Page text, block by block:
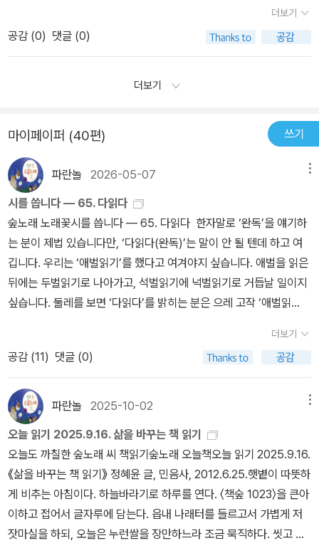
서 살아가려면, 나만의 규칙을 가진 세계를 만들려면 나를 위한 시간
이 필요하다고 말해줬다. 내가 먹은 것이 그대로 나를 구성한다고 말
의 척추입니다 ... 시간에도, 영혼에도 척추가 필요합니다. 그런 시간
한 핵처럼 품고 있기 때문에 사람들은 하나하나 고유한 행성이 되고
또 그만한 무게와 자신만의 중력을 가지게 되는 것입니다. 우리에겐
맘껏 흩뿌려 보지 못한 사랑의 무게, 열정의 무게가 있습니다 ... 자기
가 사랑하는 것을 사랑하는 데 쓴 시간들은 다시 자기 자신을 만듭니
다. 결국 나를 키우는 시간에는 내가 '한 성공한 인간으로 사느냐 마느
냐'의 문제가 아니라 '한 인간으로 사는 데 성공하느냐 마느냐'의 문제
가 걸려 있는 것입니다.' (pp.44-45)'책을 읽으면서 저는 제가 이런
이야기를 좋아하는 사람이란 걸 알게 되었습니다. 이런 이야기들을
알게 되면서 저도 그렇게 살고 싶어졌습니다 ... 『인간의 대지』에서
'나'는 길을 잃기 전날 밤새도록 지도를 탐독합니다. 하지만 아무 소용
없는 일이었습니다. 자신의 위치가 어디인지 알지 못했기 때문이지
하기 마련이지만 '나'는 그럼에도 '종교 시설', '마르지 않는 우물'처럼
인간의 존재를 드러내는 모든 기호들 위로 몸을 숙여 들여다봅니다 ...
인간의 흔적을 들여다보고 거기서 길을 찾으려 하는 것은 충분히 의
미 있는 일이다' (p. 192)'제가 읽었던 책들도, 그리고 제가 만났던 좋
은 사람들의 영혼도 이렇게 제 혈관 어딘가에 흐르게 해 주십시오.'
(p. 219)세 번째, 변화가 가능하다는 믿음이 꺾이지 않기 위해 요즘
은 끊임없이 절망하곤 한다. 정말 이게 내가 사는 세상이라고? 정말
바뀌었으면 하는데, 변화를 상상하는 일은 정말 어렵고, 가능성이 없
어보여서 쉽게 지치고 낙심하게 된다. 나 자신에 대해서도 역시 그렇
도 든다. 말이 샜다. 잃어버린 능력에 대한 없는 능력에 대한 불안감이
급습하는 날들에 저자는 이 책을 통해 자신감을 일으켜 세우고, 자신
의 독서경험이 무엇을 만들었으며, 무엇을 얻었는가를 고백한다. 책
읽은 목록들은 나의 리스트로 다시 담았다. 따라 갈 수 없는 내공이 나
다 위로하며 다음 단계를 밟아 나갈 것은 맹세한다. 포기하고 마는 독
서의 과정에서 그러한 일에 넘 신경쓰지 말고 짬나는대로 독서하고
챙겨볼 것을 요청한다. 독자들이 질문한 내용에 대한 답을 하며, 자신
의 독서이력을 내놓으며 답을 돕는다. 나만 생각하는 사회가 되지 않
기 위해 책을 가까이 하고 끊임 없는 독서가 자신의 능력을 만들게 됨
을 이야기한다.“좋은 책은 우리의 영혼에 형태를 부여하고 고통에
한계를 주고 잘못된 생각을 끄집어 내고새로운 생각을 받아들이게 하
는 마술피리입니다.“
더보기
공감 (0) 댓글 (0)
더보기
마이페이퍼 (40편) 쓰기
파란놀 2026-05-07
시를 씁니다 ― 65. 다읽다
숲노래 노래꽃시를 씁니다 ― 65. 다읽다 한자말로 ‘완독’을 얘기하
는 분이 제법 있습니다만, ‘다읽다(완독)’는 말이 안 될 텐데 하고 여
깁니다. 우리는 ‘애벌읽기’를 했다고 여겨야지 싶습니다. 애벌을 읽은
뒤에는 두벌읽기로 나아가고, 석벌읽기에 넉벌읽기로 거듭날 일이지
싶습니다. 둘레를 보면 ‘다읽다’를 밝히는 분은 으레 고작 ‘애벌읽
다’라 말할 수 없을 테지요. 올해에 벚꽃을 보았기에 “난 벚꽃을 알
아.” 하고 말할 수 없어요. 이듬해에도 보고 그다음해에도 보며, 열 해
에 스무 해에 서른 해를 이어도 “난 벚꽃을 알아.” 하고 말할 만하지
않습니다. 우리는 늘 “난 벚꽃을 스무 해 보았어.”라든지 “난 벚꽃을
쉰 해 보았어.”라 밝혀야 알맞습니다. 책을 놓고도 같아요. “난 책을
애벌 읽었어.”라 밝혀야 어울려요. ‘다읽다’가 아닌 ‘애벌읽기’라 해야
맞습니다. 차근차근 읽어가면서 차곡차곡 알아가려 하는 삶길이라면,
언제 어디에서라도 ‘다읽다’는 겉훑기나 겉치레로 그친다고 느껴요.
해마다 이 땅을 찾아오는 철새가 해마다 새롭게 노래합니다. 언제나
이 땅에서 깃드는 텃새가 언제나 새삼스레 노래합니다. 모든 풀꽃은
한해살이가 아닌 온해살이라고 느껴요. 겨울에 시들어 죽더라도 씨앗
더보기
공감 (11) 댓글 (0)
파란놀 2025-10-02
오늘 읽기 2025.9.16. 삶을 바꾸는 책 읽기
오늘도 까칠한 숲노래 씨 책읽기숲노래 오늘책오늘 읽기 2025.9.16.
《삶을 바꾸는 책 읽기》 정혜윤 글, 민음사, 2012.6.25.햇볕이 따뜻하
게 비추는 아침이다. 하늘바라기로 하루를 연다. 〈책숲 1023〉을 큰아
이하고 접어서 글자루에 담는다. 읍내 나래터를 들르고서 가볍게 저
잣마실을 하되, 오늘은 누런쌀을 장만하느라 조금 묵직하다. 씻고 늦